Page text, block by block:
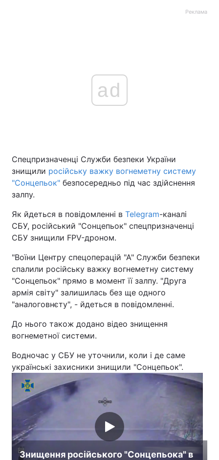
Реклама
ad
Спецпризначенці Служби безпеки України
знищили російську важку вогнеметну систему
"Сонцепьок" безпосередньо під час здійснення
залпу.
Як йдеться в повідомленні в Telegram-каналі
СБУ, російський "Сонцепьок" спецпризначенці
СБУ знищили FPV-дроном.
"Воїни Центру спецоперацій "А" Служби безпеки
спалили російську важку вогнеметну систему
"Сонцепьок" прямо в момент її залпу. "Друга
армія світу" залишилась без ще одного
"аналоговнєту", - йдеться в повідомленні.
До нього також додано відео знищення
вогнеметної системи.
Водночас у СБУ не уточнили, коли і де саме
українські захисники знищили "Сонцепьок".
Знищення російського "Сонцепьока" в